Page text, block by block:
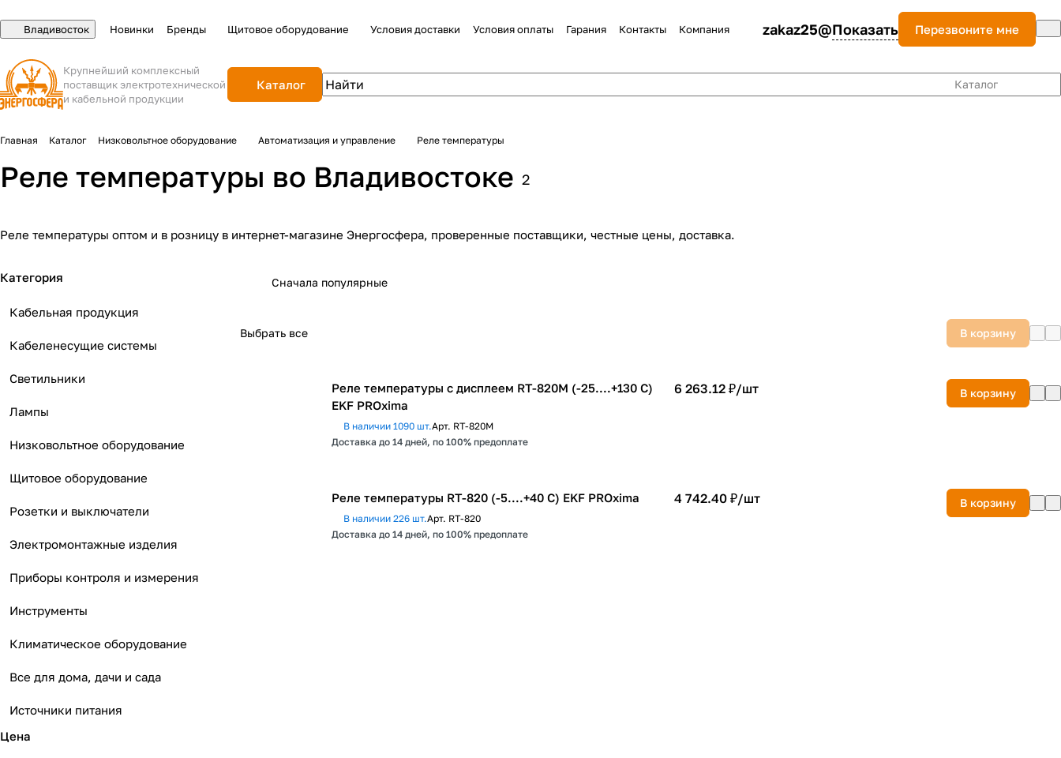
Владивосток Новинки Бренды Щитовое оборудование Условия доставки Условия оплаты Гарания Контакты Компания zakaz25@Показать Перезвоните мне
Крупнейший комплексный
поставщик электротехнической
и кабельной продукции
Каталог Каталог
Главная Каталог Низковольтное оборудование Автоматизация и управление Реле температуры
Реле температуры во Владивостоке 2
Реле температуры оптом и в розницу в интернет-магазине Энергосфера, проверенные поставщики, честные цены, доставка.
Сначала популярные
Выбрать все В корзину
Реле температуры с дисплеем RT-820M (-25....+130 С)
EKF PROxima
В наличии 1090 шт.Арт. RT-820M
Доставка до 14 дней, по 100% предоплате
6 263.12 ₽/шт В корзину
Реле температуры RT-820 (-5....+40 С) EKF PROxima
В наличии 226 шт.Арт. RT-820
Доставка до 14 дней, по 100% предоплате
4 742.40 ₽/шт В корзину
Категория
Кабельная продукция
Кабеленесущие системы
Светильники
Лампы
Низковольтное оборудование
Щитовое оборудование
Розетки и выключатели
Электромонтажные изделия
Приборы контроля и измерения
Инструменты
Климатическое оборудование
Все для дома, дачи и сада
Источники питания
Цена